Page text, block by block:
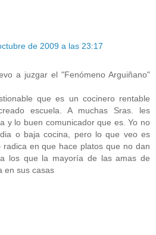
de 2009 a las 23:17
a juzgar el "Fenómeno Arguiñano"
que es un cocinero rentable
escuela. A muchas Sras. les
y lo buen comunicador que es. Yo no
o baja cocina, pero lo que veo es
radica en que hace platos que no dan
los que la mayoría de las amas de
en sus casas